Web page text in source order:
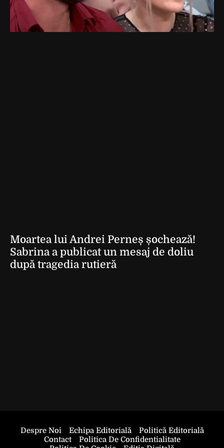
Moartea lui Andrei Perneș șochează!
Sabrina a publicat un mesaj de doliu
după tragedia rutieră
Despre Noi Echipa Editorială
Politică Editorială
Contact
Politica De Confidentialitate